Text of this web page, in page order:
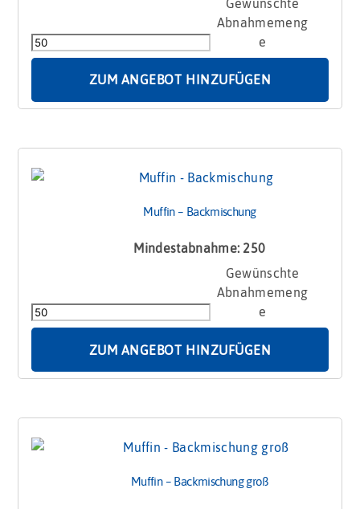
Backmischung
mit
Menge
ZUM ANGEBOT HINZUFÜGEN
Muffin – Backmischung
Mindestabnahme: 250
Backmischung
Menge
ZUM ANGEBOT HINZUFÜGEN
Muffin – Backmischung groß